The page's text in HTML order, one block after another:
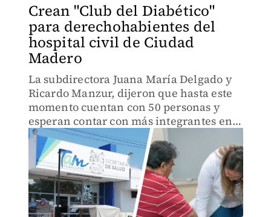
Crean "Club del Diabético"
para derechohabientes del
hospital civil de Ciudad
Madero
La subdirectora Juana María Delgado y
Ricardo Manzur, dijeron que hasta este
momento cuentan con 50 personas y
esperan contar con más integrantes en
el grupo.